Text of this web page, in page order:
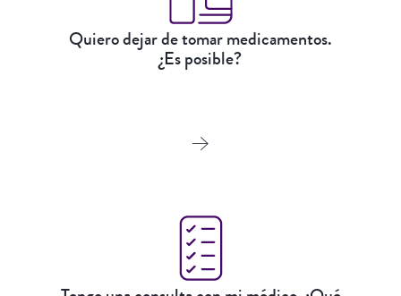
Quiero dejar de tomar medicamentos.
¿Es posible?